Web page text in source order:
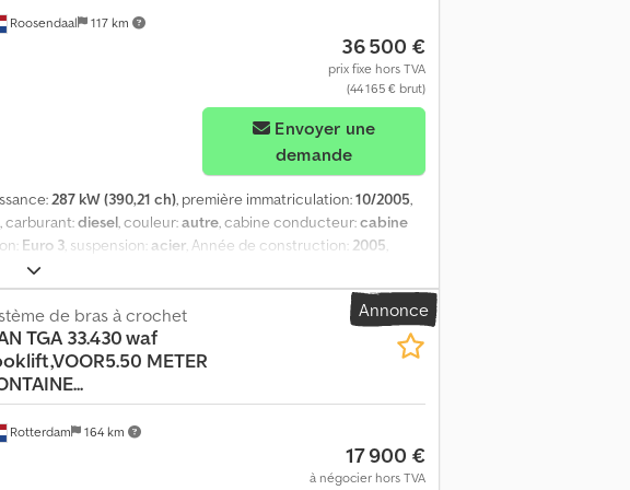
- Prise de force
Roosendaal 117 km
36 500 €
prix fixe hors TVA
(44 165 € brut)
demande
287 kW (390,21 ch), première immatriculation:10/2005,
, carburant:diesel, couleur:autre, cabine conducteur:cabine
Euro 3, suspension: acier, Année de construction: 2005,
3 = Plus d'informations = Informations générales Nombre
Informations techniques Nombre de cylindres: 6
1: Roues jumelées; Réduction: moyeux réducteurs; Freins:
arrière 2: Roues jumelées Cjdpfx Ahjzn I T Ejcerf Pratique Grue:
la cabine Condition État technique: très bon État optique:
Annonce
Rotterdam 164 km
de bras à crochet
TGA 33.430 waf
METER
17 900 €
à négocier hors TVA